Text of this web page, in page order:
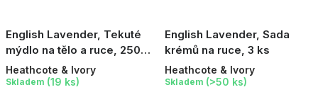
English Lavender, Tekuté
mýdlo na tělo a ruce, 250
ml
Heathcote & Ivory
Skladem (19 ks)
English Lavender, Sada
krémů na ruce, 3 ks
Heathcote & Ivory
Skladem (>50 ks)